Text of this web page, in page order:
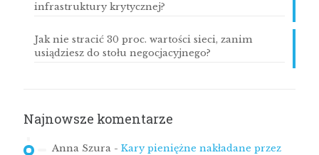
infrastruktury krytycznej?
Jak nie stracić 30 proc. wartości sieci, zanim
usiądziesz do stołu negocjacyjnego?
Najnowsze komentarze
Anna Szura - Kary pieniężne nakładane przez